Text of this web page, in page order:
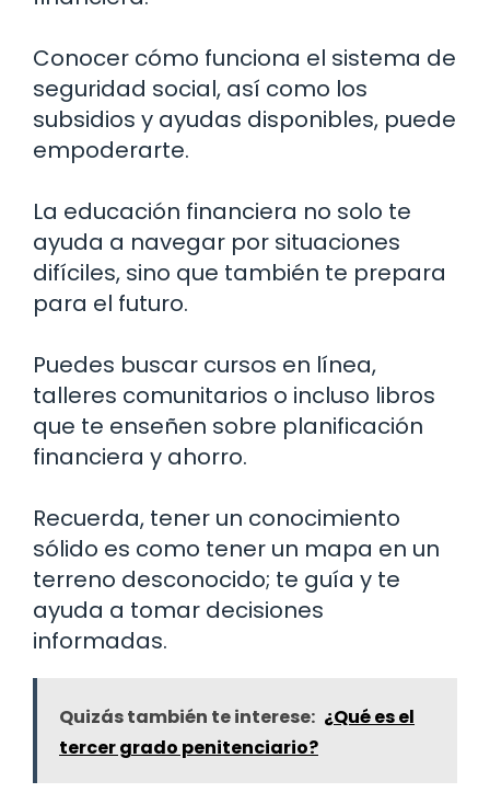
Conocer cómo funciona el sistema de
seguridad social, así como los
subsidios y ayudas disponibles, puede
empoderarte.
La educación financiera no solo te
ayuda a navegar por situaciones
difíciles, sino que también te prepara
para el futuro.
Puedes buscar cursos en línea,
talleres comunitarios o incluso libros
que te enseñen sobre planificación
financiera y ahorro.
Recuerda, tener un conocimiento
sólido es como tener un mapa en un
terreno desconocido; te guía y te
ayuda a tomar decisiones
informadas.
Quizás también te interese: ¿Qué es el
tercer grado penitenciario?